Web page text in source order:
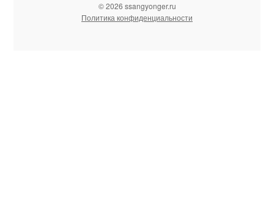
© 2026 ssangyonger.ru
Политика конфиденциальности